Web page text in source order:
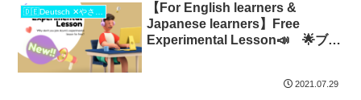
【For English learners &
Japanese learners】Free
Experimental Lesson📣 🌟ブロ
2021.07.29